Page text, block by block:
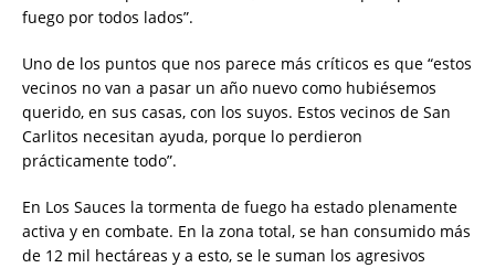
fuego por todos lados”.
Uno de los puntos que nos parece más críticos es que “estos
vecinos no van a pasar un año nuevo como hubiésemos
querido, en sus casas, con los suyos. Estos vecinos de San
Carlitos necesitan ayuda, porque lo perdieron
prácticamente todo”.
En Los Sauces la tormenta de fuego ha estado plenamente
activa y en combate. En la zona total, se han consumido más
de 12 mil hectáreas y a esto, se le suman los agresivos